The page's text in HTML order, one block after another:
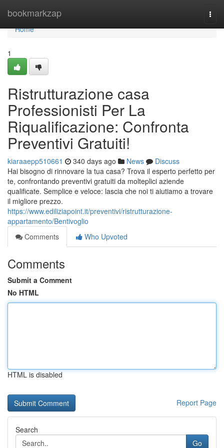
bookmarkzap
Home
Home
1
Ristrutturazione casa
Professionisti Per La
Riqualificazione: Confronta
Preventivi Gratuiti!
kiaraaepp510661 340 days ago News
Discuss
Hai bisogno di rinnovare la tua casa? Trova il esperto perfetto per
te, confrontando preventivi gratuiti da molteplici aziende
qualificate. Semplice e veloce: lascia che noi ti aiutiamo a trovare
il migliore prezzo.
https://www.ediliziapoint.it/preventivi/ristrutturazione-
appartamento/Bentivoglio
Comments
Who Upvoted
Comments
Submit a Comment
No HTML
HTML is disabled
Report Page
Search
Go